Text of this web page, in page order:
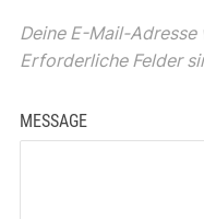
Deine E-Mail-
Erforderliche Felder
MESSAGE